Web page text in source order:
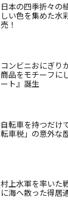
日本の四季折々の
しい色を集めた水
売！
コンビニおにぎり
商品をモチーフに
ート』誕生
自転車を持つだけ
転車税」の意外な
村上水軍を率いた
に海へ散った得居